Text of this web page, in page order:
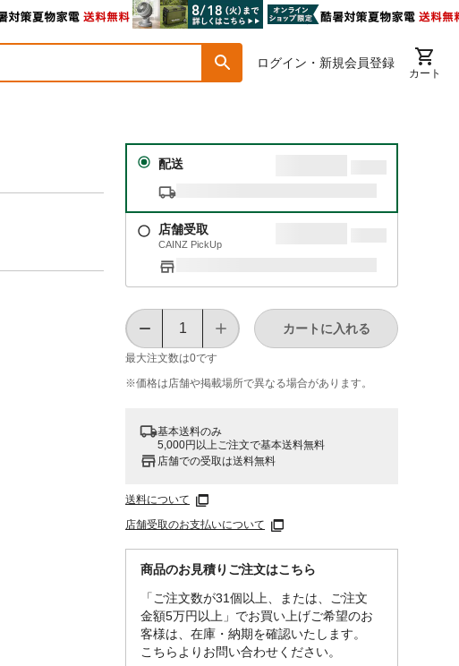
ログイン・新規会員登録
カート
配送
店舗受取
CAINZ PickUp
最大注文数は0です
カートに入れる
※価格は​店舗や​掲載場所で​異なる​場合が​あります。
基本送料のみ
5,000円以上ご注文で基本送料無料
店舗での受取は送料無料
送料について
店舗受取のお支払いについて
商品のお見積りご注文はこちら
「ご注文数が31個以上、または、ご注文
金額5万円以上」でお買い上げご希望のお
客様は、在庫・納期を確認いたします。
こちらよりお問い合わせください。